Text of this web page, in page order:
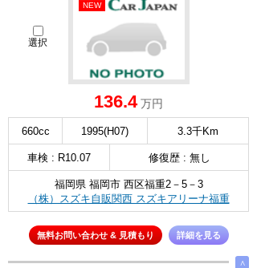
選択
NEW
136.4万円
660cc 1995(H07) 3.3千Km
車検 : R10.07 修復歴 : 無し
福岡県 福岡市 西区福重2－5－3
（株）スズキ自販関西 スズキアリーナ福重
無料お問い合わせ & 見積もり 詳細を見る
∧